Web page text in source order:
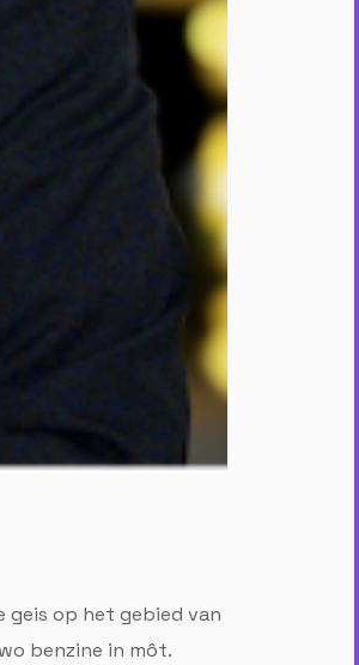
geis op het gebied van
benzine in môt.